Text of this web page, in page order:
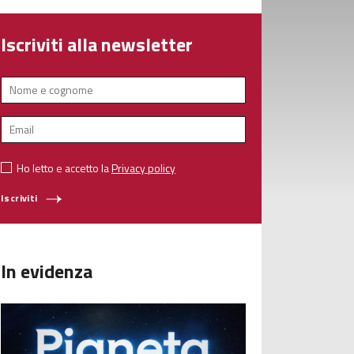
Iscriviti alla newsletter
Ho letto e accetto laPrivacy policy
Iscriviti
In evidenza